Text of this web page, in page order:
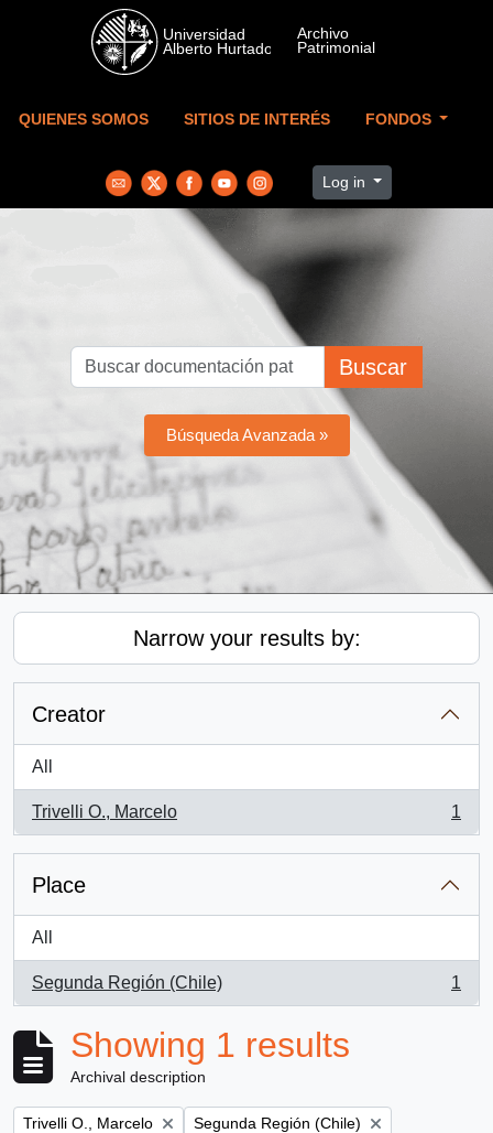
Skip to main content
QUIENES SOMOS SITIOS DE INTERÉS FONDOS
Log in
Buscar
Búsqueda Avanzada »
Narrow your results by:
Creator
All
Trivelli O., Marcelo
, 1 results
1
Place
All
Segunda Región (Chile)
, 1 results
1
Showing 1 results
Archival description
Remove filter:
Trivelli O., Marcelo Remove filter:
Segunda Región (Chile)